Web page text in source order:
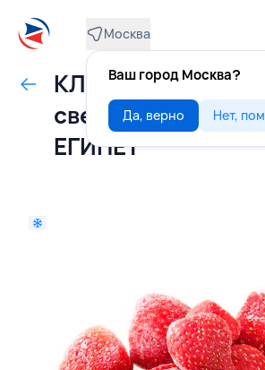
Москва
Ваш город Москва?
Да, верно Нет,
КЛУБНИКА
свежемороженая
ЕГИПЕТ